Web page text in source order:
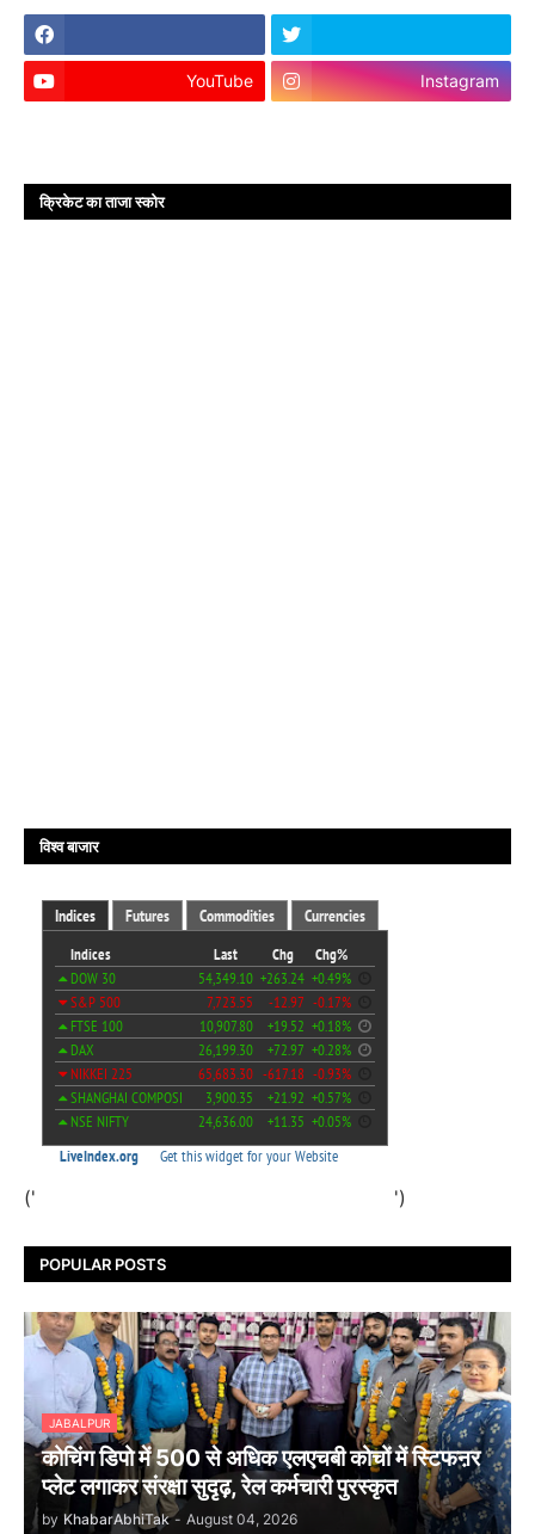
YouTube Instagram
क्रिकेट का ताजा स्कोर
विश्व बाजार
(' ')
POPULAR POSTS
JABALPUR
कोचिंग डिपो में 500 से अधिक एलएचबी कोचों में स्टिफऩर
प्लेट लगाकर संरक्षा सुदृढ़, रेल कर्मचारी पुरस्कृत
by KhabarAbhiTak - August 04, 2026